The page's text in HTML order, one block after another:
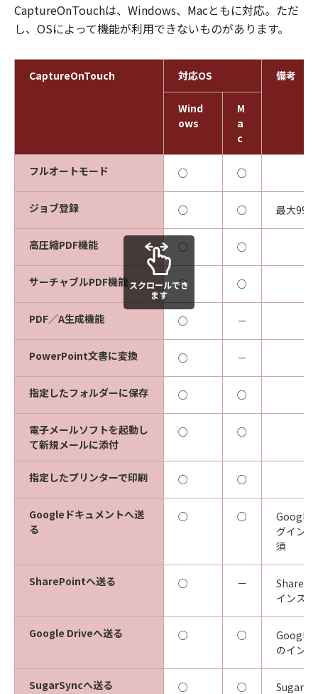
CaptureOnTouchは、Windows、Macともに対応。ただ
し、OSによって機能が利用できないものがあります。
CaptureOnTouch 対応OS 備考
Wind
ows
M
a
c
フルオートモード ○ ○
ジョブ登録 ○ ○ 最大99
高圧縮PDF機能 ○ ○
サーチャブルPDF機能 ○ ○
PDF／A生成機能 ○ －
PowerPoint文書に変換 ○ －
指定したフォルダーに保存 ○ ○
電子メールソフトを起動し
て新規メールに添付
○ ○
指定したプリンターで印刷 ○ ○
Googleドキュメントへ送
る
○ ○
Google
グイン
須
SharePointへ送る ○ －
インス
Google Driveへ送る ○ ○
Google
のイン
SugarSyncへ送る ○ ○
スクロールでき
ます